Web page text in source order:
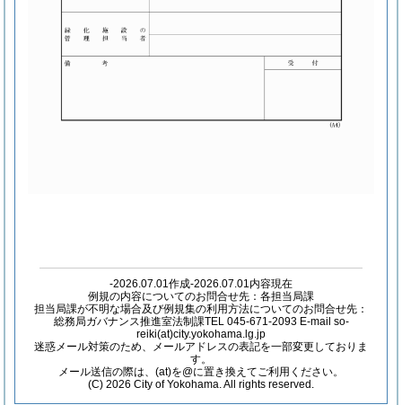
-2026.07.01作成-2026.07.01内容現在
例規の内容についてのお問合せ先：各担当局課
担当局課が不明な場合及び例規集の利用方法についてのお問合せ先：
総務局ガバナンス推進室法制課TEL 045-671-2093 E-mail so-
reiki(at)city.yokohama.lg.jp
迷惑メール対策のため、メールアドレスの表記を一部変更しておりま
す。
メール送信の際は、(at)を@に置き換えてご利用ください。
(C) 2026 City of Yokohama. All rights reserved.